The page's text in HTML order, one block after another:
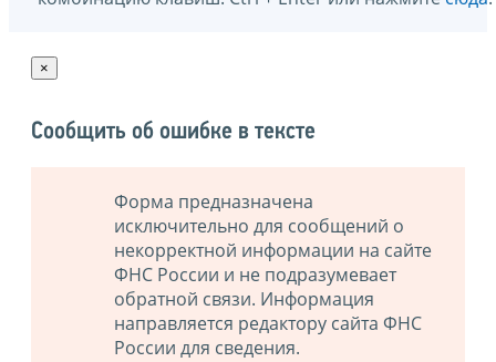
×
Сообщить об ошибке в тексте
Форма предназначена
исключительно для сообщений о
некорректной информации на сайте
ФНС России и не подразумевает
обратной связи. Информация
направляется редактору сайта ФНС
России для сведения.